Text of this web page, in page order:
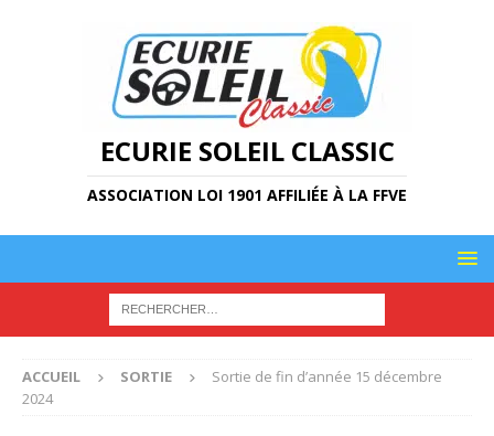
ECURIE SOLEIL CLASSIC
ASSOCIATION LOI 1901 AFFILIÉE À LA FFVE
ACCUEIL SORTIE
Sortie de fin d’année 15 décembre
2024